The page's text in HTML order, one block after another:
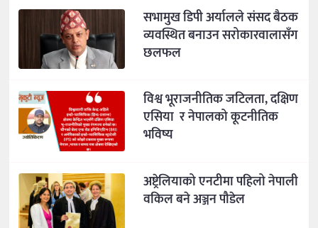
सभामुख डिपी अर्यालले संसद बैठक
व्यवस्थित बनाउन सरोकारवालासँग
छलफल
विश्व भूराजनीतिक जटिलता, दक्षिण
एसिया र नेपालको कूटनीतिक
भविष्य
अष्ट्रेलियाको एनटीमा पहिलो नेपाली
वकिल बने अञ्जन पौडेल